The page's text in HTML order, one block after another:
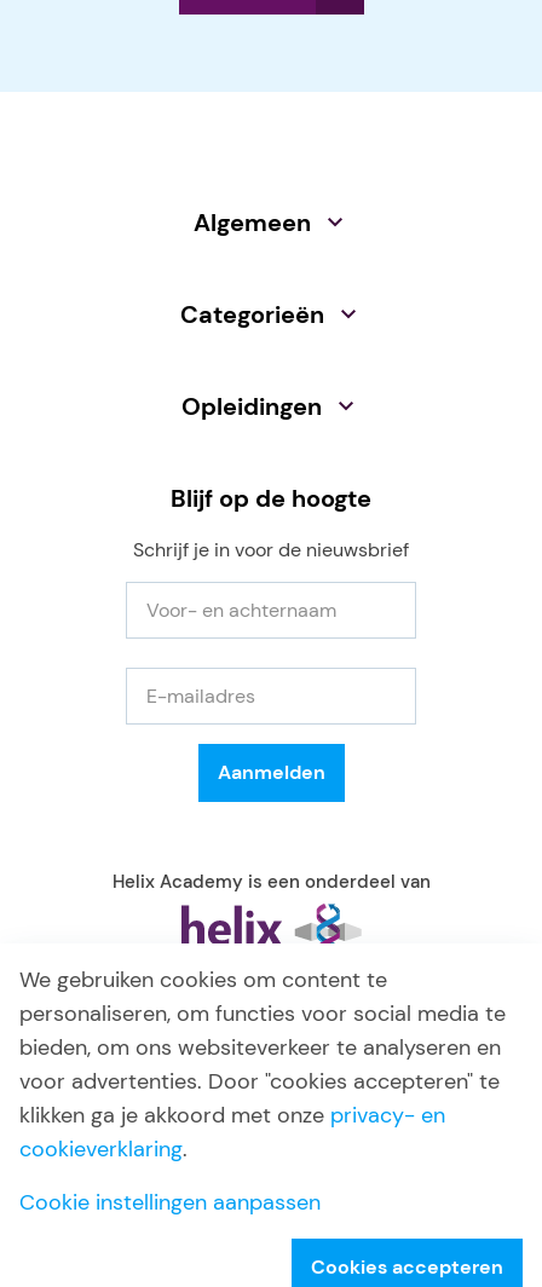
Algemeen
Categorieën
Opleidingen
Blijf op de hoogte
Schrijf je in voor de nieuwsbrief
Helix Academy is een onderdeel van
© 2026 Helix Academy
Privacy verklaring
Disclaimer
We gebruiken cookies om content te
personaliseren, om functies voor social media te
bieden, om ons websiteverkeer te analyseren en
voor advertenties. Door "cookies accepteren" te
klikken ga je akkoord met onze privacy- en
cookieverklaring.
Cookie instellingen aanpassen
Cookies accepteren